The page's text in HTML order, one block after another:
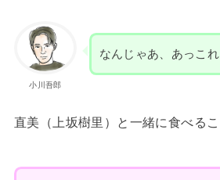
小川吾郎
なんじゃあ、あっこれ
直美（上坂樹里）と一緒に食べるこ